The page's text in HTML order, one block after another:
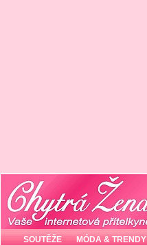
SOUTĚŽE MÓDA & TRENDY